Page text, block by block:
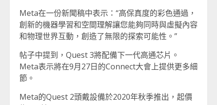
Meta在一份新聞稿中表示：“高保真度的彩色通過，
創新的機器學習和空間理解讓您能夠同時與虛擬內容
和物理世界互動，創造了無限的探索可能性。”
帖子中提到，Quest 3將配備下一代高通芯片。
Meta表示將在9月27日的Connect大會上提供更多細
節。
Meta的Quest 2頭戴設備於2020年秋季推出，起價